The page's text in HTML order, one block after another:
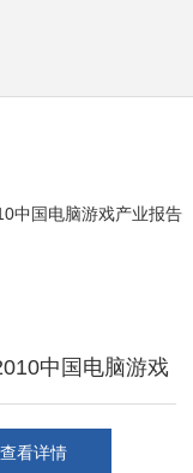
中国电脑游戏
产业报告
查看详情